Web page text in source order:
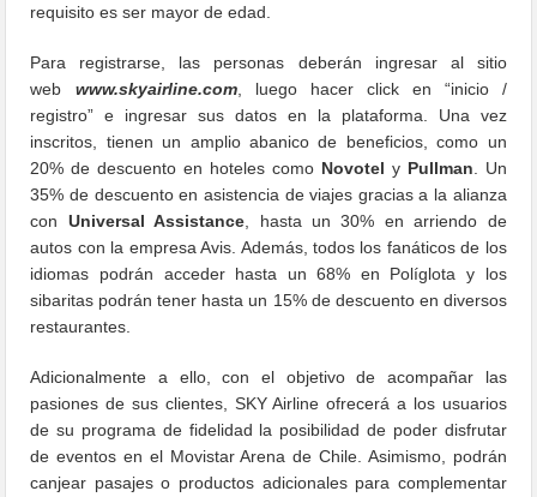
requisito es ser mayor de edad.
Para registrarse, las personas deberán ingresar al sitio
web www.skyairline.com, luego hacer click en “inicio /
registro” e ingresar sus datos en la plataforma. Una vez
inscritos, tienen un amplio abanico de beneficios, como un
20% de descuento en hoteles como Novotel y Pullman . Un
35% de descuento en asistencia de viajes gracias a la alianza
con Universal Assistance , hasta un 30% en arriendo de
autos con la empresa Avis. Además, todos los fanáticos de los
idiomas podrán acceder hasta un 68% en Políglota y los
sibaritas podrán tener hasta un 15% de descuento en diversos
restaurantes.
Adicionalmente a ello, con el objetivo de acompañar las
pasiones de sus clientes, SKY Airline ofrecerá a los usuarios
de su programa de fidelidad la posibilidad de poder disfrutar
de eventos en el Movistar Arena de Chile. Asimismo, podrán
canjear pasajes o productos adicionales para complementar